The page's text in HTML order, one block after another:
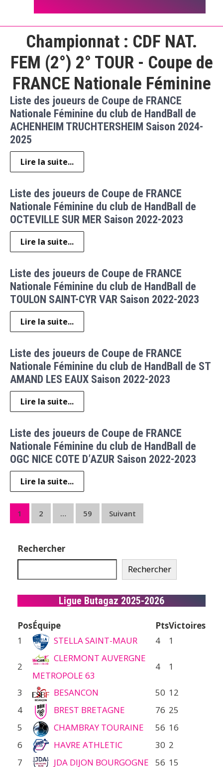
Championnat : CDF NAT.
FEM (2°) 2° TOUR - Coupe de
FRANCE Nationale Féminine
Liste des joueurs de Coupe de FRANCE
Nationale Féminine du club de HandBall de
ACHENHEIM TRUCHTERSHEIM Saison 2024-
2025
Lire la suite...
Liste des joueurs de Coupe de FRANCE
Nationale Féminine du club de HandBall de
OCTEVILLE SUR MER Saison 2022-2023
Lire la suite...
Liste des joueurs de Coupe de FRANCE
Nationale Féminine du club de HandBall de
TOULON SAINT-CYR VAR Saison 2022-2023
Lire la suite...
Liste des joueurs de Coupe de FRANCE
Nationale Féminine du club de HandBall de ST
AMAND LES EAUX Saison 2022-2023
Lire la suite...
Liste des joueurs de Coupe de FRANCE
Nationale Féminine du club de HandBall de
OGC NICE COTE D’AZUR Saison 2022-2023
Lire la suite...
Pagination
publications
1 2 … 59 Suivant
Rechercher
Rechercher
Ligue Butagaz 2025-2026
PosÉquipe PtsVictoires
1
STELLA SAINT-MAUR 4 1
2
CLERMONT AUVERGNE
METROPOLE 63
4 1
3 BESANCON 50 12
4
BREST BRETAGNE 76 25
5
CHAMBRAY TOURAINE 56 16
6
HAVRE ATHLETIC 30 2
7
JDA DIJON BOURGOGNE 56 15